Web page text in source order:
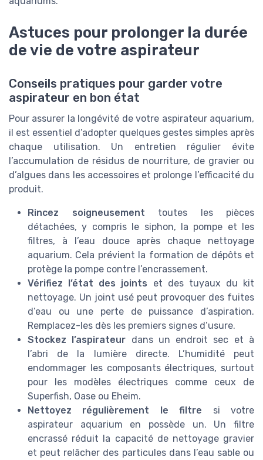
Astuces pour prolonger la durée
de vie de votre aspirateur
Conseils pratiques pour garder votre
aspirateur en bon état
Pour assurer la longévité de votre aspirateur aquarium,
il est essentiel d’adopter quelques gestes simples après
chaque utilisation. Un entretien régulier évite
l’accumulation de résidus de nourriture, de gravier ou
d’algues dans les accessoires et prolonge l’efficacité du
produit.
Rincez soigneusement toutes les pièces
détachées, y compris le siphon, la pompe et les
filtres, à l’eau douce après chaque nettoyage
aquarium. Cela prévient la formation de dépôts et
protège la pompe contre l’encrassement.
Vérifiez l’état des joints et des tuyaux du kit
nettoyage. Un joint usé peut provoquer des fuites
d’eau ou une perte de puissance d’aspiration.
Remplacez-les dès les premiers signes d’usure.
Stockez l’aspirateur dans un endroit sec et à
l’abri de la lumière directe. L’humidité peut
endommager les composants électriques, surtout
pour les modèles électriques comme ceux de
Superfish, Oase ou Eheim.
Nettoyez régulièrement le filtre si votre
aspirateur aquarium en possède un. Un filtre
encrassé réduit la capacité de nettoyage gravier
et peut relâcher des particules dans l’eau sable ou